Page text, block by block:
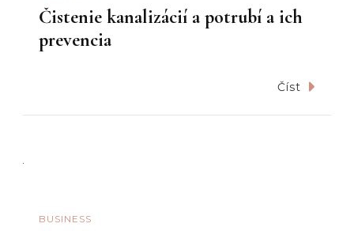
Čistenie kanalizácií a potrubí a ich
prevencia
Číst
BUSINESS